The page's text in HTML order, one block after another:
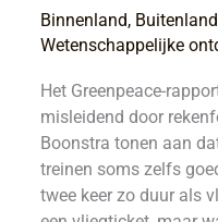
Binnenland, Buitenland
Wetenschappelijke
Het Greenpeace-
misleidend door
Boonstra tonen aan
treinen soms zelfs
twee keer zo duur als